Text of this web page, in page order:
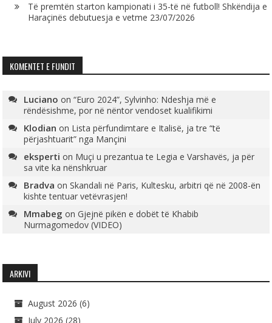
Të premtën starton kampionati i 35-të në futboll! Shkëndija e
Haraçinës debutuesja e vetme 23/07/2026
KOMENTET E FUNDIT
Luciano on“Euro 2024”, Sylvinho: Ndeshja më e
rëndësishme, por në nëntor vendoset kualifikimi
Klodian on Lista përfundimtare e Italisë, ja tre “të
përjashtuarit” nga Mançini
eksperti on Muçi u prezantua te Legia e Varshavës, ja për
sa vite ka nënshkruar
Bradva onSkandali në Paris, Kultesku, arbitri që në 2008-ën
kishte tentuar vetëvrasjen!
Mmabeg onGjejnë pikën e dobët të Khabib
Nurmagomedov (VIDEO)
ARKIVI
August 2026 (6)
July 2026 (28)